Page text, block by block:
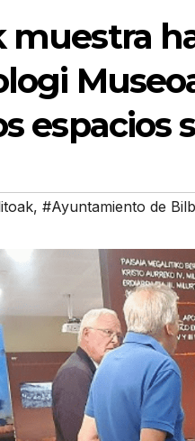
muestra
espacios
, #Ayuntamiento de